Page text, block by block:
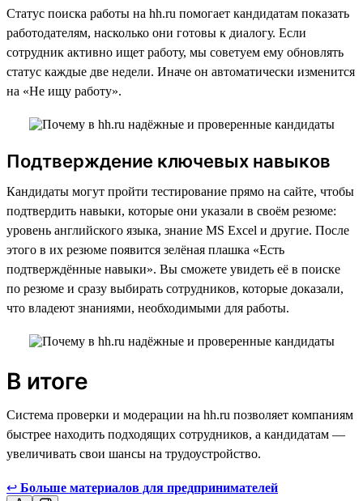
Статус поиска работы на hh.ru помогает кандидатам показать
работодателям, насколько они готовы к диалогу. Если
сотрудник активно ищет работу, мы советуем ему обновлять
статус каждые две недели. Иначе он автоматически изменится
на «Не ищу работу».
Подтверждение ключевых навыков
Кандидаты могут пройти тестирование прямо на сайте, чтобы
подтвердить навыки, которые они указали в своём резюме:
уровень английского языка, знание MS Excel и другие. После
этого в их резюме появится зелёная плашка «Есть
подтверждённые навыки». Вы сможете увидеть её в поиске
по резюме и сразу выбирать сотрудников, которые доказали,
что владеют знаниями, необходимыми для работы.
В итоге
Система проверки и модерации на hh.ru позволяет компаниям
быстрее находить подходящих сотрудников, а кандидатам —
увеличивать свои шансы на трудоустройство.
↩ Больше материалов для предпринимателей